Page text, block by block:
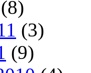
(8)
(3)
(9)